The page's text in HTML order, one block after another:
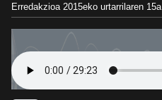
Erredakzioa 2015eko urtarrilaren 15a